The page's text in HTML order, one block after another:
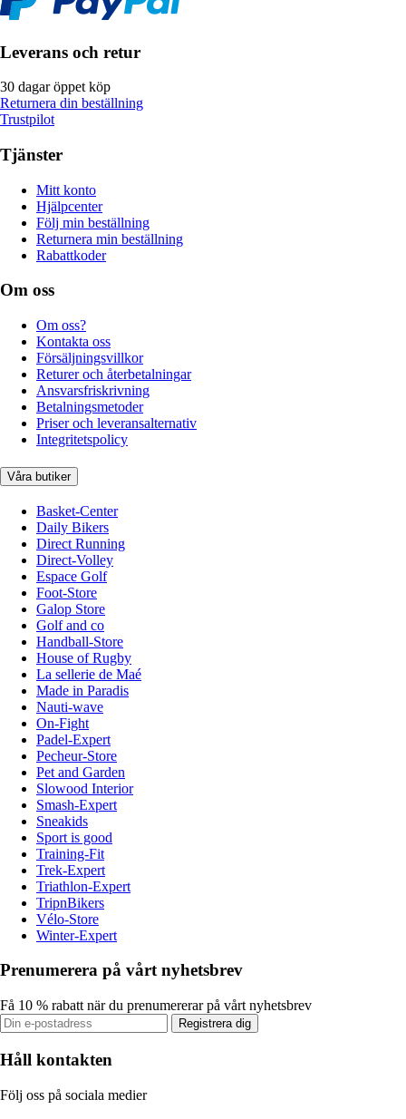
Leverans och retur
30 dagar öppet köp
Returnera din beställning
Trustpilot
Tjänster
Mitt konto
Hjälpcenter
Följ min beställning
Returnera min beställning
Rabattkoder
Om oss
Om oss?
Kontakta oss
Försäljningsvillkor
Returer och återbetalningar
Ansvarsfriskrivning
Betalningsmetoder
Priser och leveransalternativ
Integritetspolicy
Våra butiker
Basket-Center
Daily Bikers
Direct Running
Direct-Volley
Espace Golf
Foot-Store
Galop Store
Golf and co
Handball-Store
House of Rugby
La sellerie de Maé
Made in Paradis
Nauti-wave
On-Fight
Padel-Expert
Pecheur-Store
Pet and Garden
Slowood Interior
Smash-Expert
Sneakids
Sport is good
Training-Fit
Trek-Expert
Triathlon-Expert
TripnBikers
Vélo-Store
Winter-Expert
Prenumerera på vårt nyhetsbrev
Få 10 % rabatt när du prenumererar på vårt nyhetsbrev
Registrera dig
Håll kontakten
Följ oss på sociala medier